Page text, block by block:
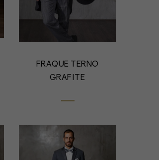
FRAQUE TERNO
GRAFITE